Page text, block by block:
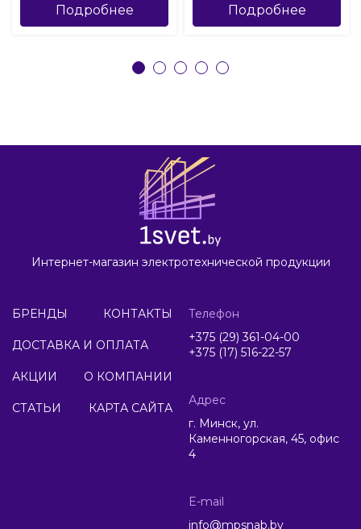
Подробнее Подробнее
Интернет-магазин электротехнической продукции
БРЕНДЫ КОНТАКТЫ
ДОСТАВКА И ОПЛАТА
АКЦИИ О КОМПАНИИ
СТАТЬИ КАРТА САЙТА
Телефон
+375 (29) 361-04-00
+375 (17) 516-22-57
Адрес
г. Минск, ул.
Каменногорская, 45, офис
4
E-mail
info@mpsnab.by